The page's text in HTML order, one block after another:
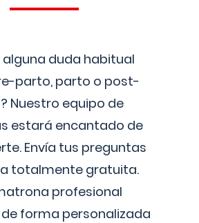
alguna duda habitual
parto, parto o post-
Nuestro equipo de
estará encantado de
Envía tus preguntas
totalmente gratuita.
profesional
forma personalizada